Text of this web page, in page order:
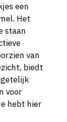
een
Het
staan
van
biedt
voor
hebt hier